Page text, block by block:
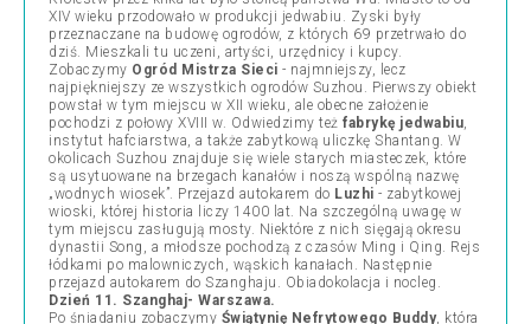
XIV wieku przodowało w produkcji jedwabiu. Zyski były
przeznaczane na budowę ogrodów, z których 69 przetrwało do
dziś. Mieszkali tu uczeni, artyści, urzędnicy i kupcy.
Zobaczymy Ogród Mistrza Sieci - najmniejszy, lecz
najpiękniejszy ze wszystkich ogrodów Suzhou. Pierwszy obiekt
powstał w tym miejscu w XII wieku, ale obecne założenie
pochodzi z połowy XVIII w. Odwiedzimy też fabrykę jedwabiu,
instytut hafciarstwa, a także zabytkową uliczkę Shantang. W
okolicach Suzhou znajduje się wiele starych miasteczek, które
są usytuowane na brzegach kanałów i noszą wspólną nazwę
„wodnych wiosek”. Przejazd autokarem do Luzhi - zabytkowej
wioski, której historia liczy 1400 lat. Na szczególną uwagę w
tym miejscu zasługują mosty. Niektóre z nich sięgają okresu
dynastii Song, a młodsze pochodzą z czasów Ming i Qing. Rejs
łódkami po malowniczych, wąskich kanałach. Następnie
przejazd autokarem do Szanghaju. Obiadokolacja i nocleg.
Dzień 11. Szanghaj- Warszawa.
Po śniadaniu zobaczymy Świątynię Nefrytowego Buddy, która